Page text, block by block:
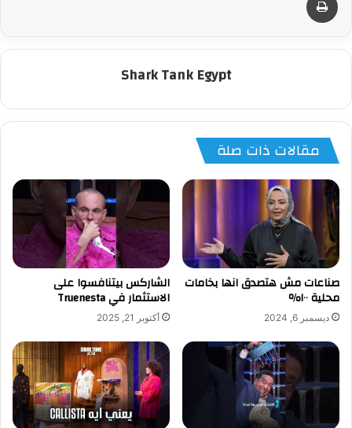
Shark Tank Egypt
مقالات ذات صلة
صناعات مش هتصدق انها بخامات
محلية ١٠٠٪
ديسمبر 6, 2024
الشاركس بيتنافسوا على
الاستثمار في Truenesta
أكتوبر 21, 2025